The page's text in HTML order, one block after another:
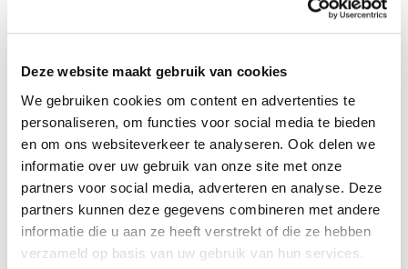
Deze website maakt gebruik van cookies
We gebruiken cookies om content en advertenties te
personaliseren, om functies voor social media te bieden
en om ons websiteverkeer te analyseren. Ook delen we
informatie over uw gebruik van onze site met onze
partners voor social media, adverteren en analyse. Deze
partners kunnen deze gegevens combineren met andere
informatie die u aan ze heeft verstrekt of die ze hebben
verzameld op basis van uw gebruik van hun services.
‘We hebben Dynamics CRM geadviseerd vanwege de
koppelmogelijkheden en de flexibiliteit van de
inrichting van de schermen op basis van
contactpersonen ipv bedrijven die de software biedt’,
licht Fergus Keith, directeur van QS Solutions toe. ‘In
nauwe samenwerking met SRC-Cultuurvakanties zijn
we tot een systeem gekomen dat de beste
klantenservice, marketing en boekingsmogelijkheden
verenigt’.
Meer weten?